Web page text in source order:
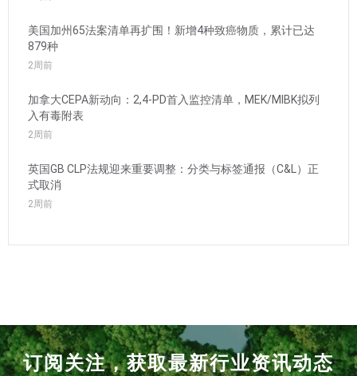
美国加州65法案清单再扩围！新增4种致癌物质，累计已达
879种
2周前
加拿大CEPA新动向：2,4-PD首入监控清单，MEK/MIBK拟列
入有毒附表
2周前
英国GB CLP法规迎来重要调整：分类与标签通报（C&L）正
式取消
2周前
订阅关注，获取最新行业资讯动态